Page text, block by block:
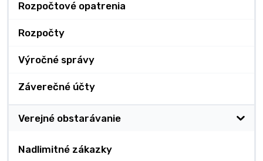
Rozpočtové opatrenia
Rozpočty
Výročné správy
Záverečné účty
Verejné obstarávanie
Nadlimitné zákazky